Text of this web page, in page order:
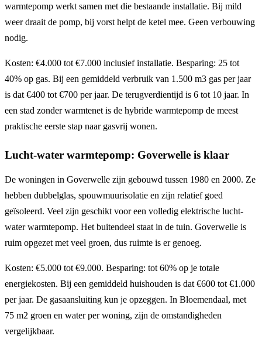
warmtepomp werkt samen met die bestaande installatie. Bij mild
weer draait de pomp, bij vorst helpt de ketel mee. Geen verbouwing
nodig.
Kosten: €4.000 tot €7.000 inclusief installatie. Besparing: 25 tot
40% op gas. Bij een gemiddeld verbruik van 1.500 m3 gas per jaar
is dat €400 tot €700 per jaar. De terugverdientijd is 6 tot 10 jaar. In
een stad zonder warmtenet is de hybride warmtepomp de meest
praktische eerste stap naar gasvrij wonen.
Lucht-water warmtepomp: Goverwelle is klaar
De woningen in Goverwelle zijn gebouwd tussen 1980 en 2000. Ze
hebben dubbelglas, spouwmuurisolatie en zijn relatief goed
geïsoleerd. Veel zijn geschikt voor een volledig elektrische lucht-
water warmtepomp. Het buitendeel staat in de tuin. Goverwelle is
ruim opgezet met veel groen, dus ruimte is er genoeg.
Kosten: €5.000 tot €9.000. Besparing: tot 60% op je totale
energiekosten. Bij een gemiddeld huishouden is dat €600 tot €1.000
per jaar. De gasaansluiting kun je opzeggen. In Bloemendaal, met
75 m2 groen en water per woning, zijn de omstandigheden
vergelijkbaar.